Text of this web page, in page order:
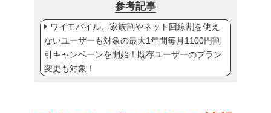
参考記事
ワイモバイル、家族割やネット回線割を使え
ないユーザーも対象の最大1年間毎月1100円割
引キャンペーンを開始！既存ユーザーのプラン
変更も対象！